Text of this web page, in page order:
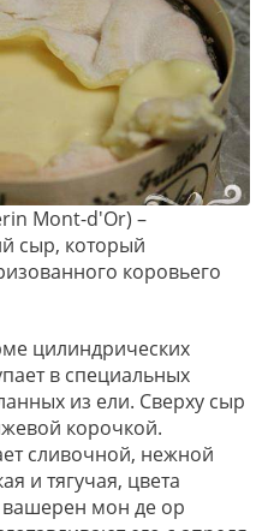
Mont-d'Or) –
сыр, который
коровьего
цилиндрических
в специальных
из ели. Сверху сыр
корочкой.
сливочной, нежной
и тягучая, цвета
вашерен мон де ор